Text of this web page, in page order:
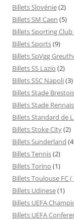
Billets Slovénie(2)
Billets SM Caen (5)
Billets Sporting
Billets Sports(9)
Billets SpVgg
Billets SS Lazio (2)
Billets SSC Napoli(3)
Billets Stade
Billets Stade
Billets Standard de
Billets Stoke City(2)
Billets Sunderland
Billets Tennis(2)
Billets Torino (1)
Billets Toulouse FC (
Billets Udinese(1)
Billets UEFA
Billets UEFA